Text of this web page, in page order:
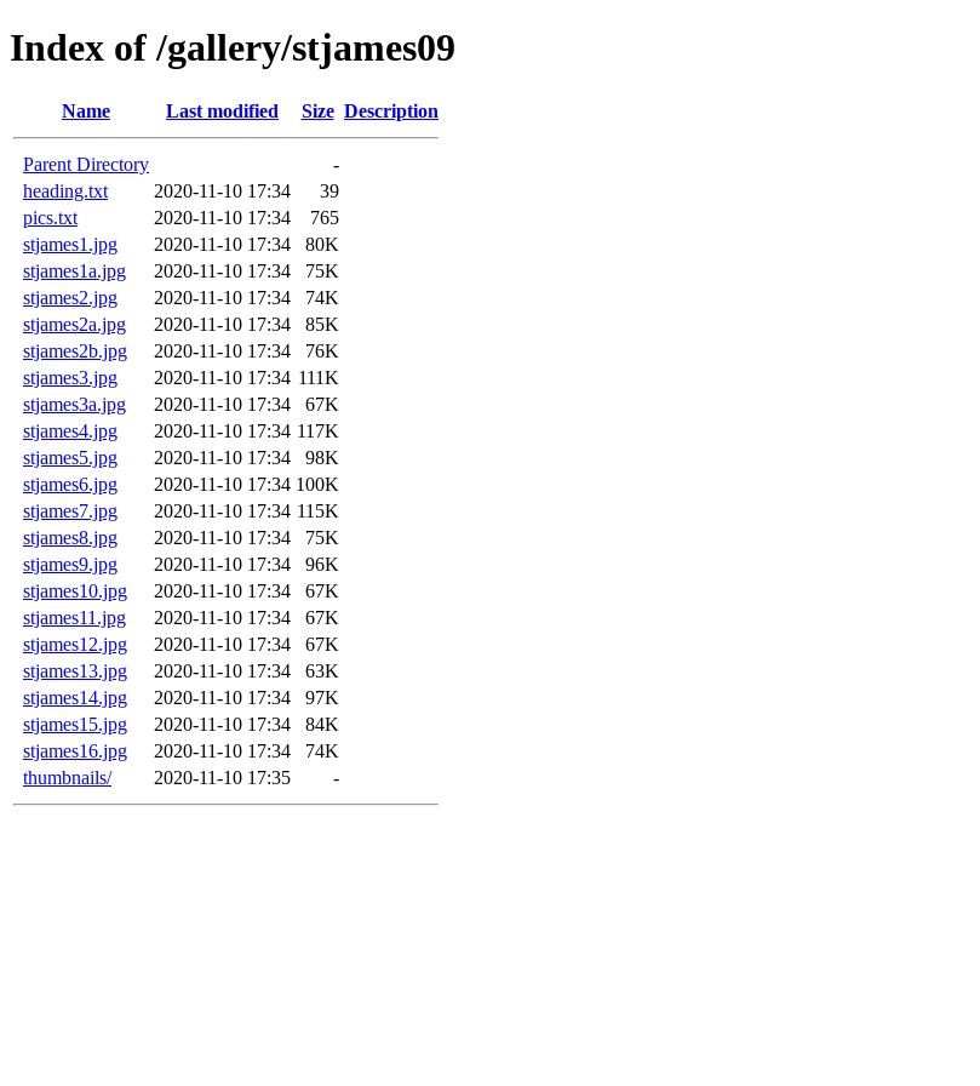
Index of /gallery/stjames09
Name Last modified Size Description
Parent Directory
-
heading.txt
2020-11-10 17:34
39
pics.txt
2020-11-10 17:34
765
stjames1.jpg
2020-11-10 17:34
80K
stjames1a.jpg
2020-11-10 17:34
75K
stjames2.jpg
2020-11-10 17:34
74K
stjames2a.jpg
2020-11-10 17:34
85K
stjames2b.jpg
2020-11-10 17:34
76K
stjames3.jpg
2020-11-10 17:34 111K
stjames3a.jpg
2020-11-10 17:34
67K
stjames4.jpg
2020-11-10 17:34 117K
stjames5.jpg
2020-11-10 17:34
98K
stjames6.jpg
2020-11-10 17:34 100K
stjames7.jpg
2020-11-10 17:34 115K
stjames8.jpg
2020-11-10 17:34
75K
stjames9.jpg
2020-11-10 17:34
96K
stjames10.jpg
2020-11-10 17:34
67K
stjames11.jpg
2020-11-10 17:34
67K
stjames12.jpg
2020-11-10 17:34
67K
stjames13.jpg
2020-11-10 17:34
63K
stjames14.jpg
2020-11-10 17:34
97K
stjames15.jpg
2020-11-10 17:34
84K
stjames16.jpg
2020-11-10 17:34
74K
thumbnails/
2020-11-10 17:35 -